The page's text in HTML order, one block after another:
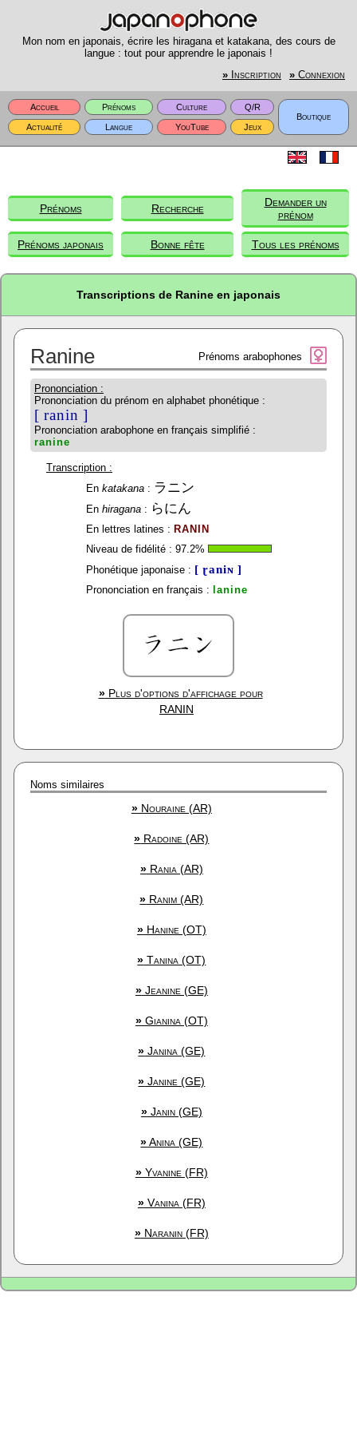
Mon nom en japonais, écrire les hiragana et katakana, des cours de
langue : tout pour apprendre le japonais !
» Inscription » Connexion
Accueil Prénoms Culture
Q/R
Boutique
Actualité
Langue YouTube Jeux
Prénoms Recherche
Demander un
prénom
Prénoms japonais Bonne fête Tous les prénoms
Transcriptions de Ranine en japonais
Ranine Prénoms arabophones
Prononciation :
Prononciation du prénom en alphabet phonétique :
[ ranin ]
Prononciation arabophone en français simplifié :
ranine
Transcription :
En katakana: ラニン
En hiragana: らにん
En lettres latines : RANIN
Niveau de fidélité : 97.2%
Phonétique japonaise : [ ɽaniɴ ]
Prononciation en français : lanine
»Plus d'options d'affichage pour
RANIN
Noms similaires
»Nouraine (AR)
» Radoine (AR)
»Rania (AR)
» Ranim (AR)
»Hanine (OT)
» Tanina (OT)
»Jeanine (GE)
»Gianina (OT)
» Janina (GE)
» Janine (GE)
»Janin (GE)
»Anina (GE)
»Yvanine (FR)
»Vanina (FR)
»Naranin (FR)